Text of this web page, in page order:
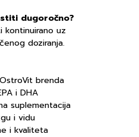
dugoročno?
kontinuirano uz
doziranja.
brenda
i DHA
suplementacija
i vidu
i kvaliteta